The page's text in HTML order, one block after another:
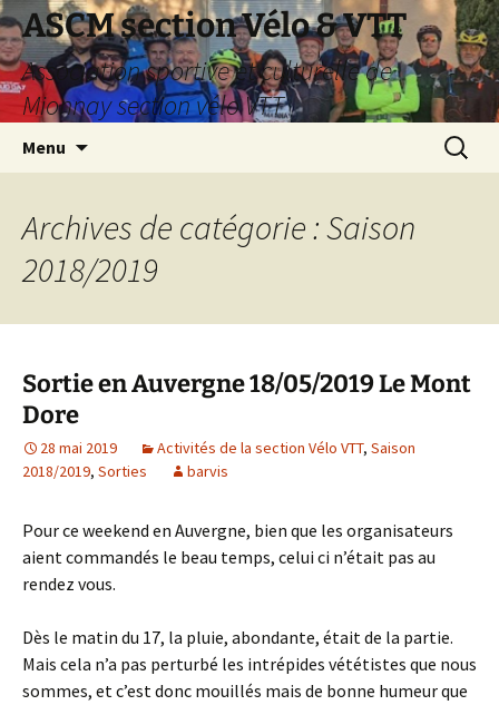
Aller
au
contenu
ASCM section Vélo & VTT
Association sportive et culturelle de
Mionnay section vélo VTT
Menu
Archives de catégorie : Saison
2018/2019
Sortie en Auvergne 18/05/2019 Le Mont
Dore
28 mai 2019 Activités de la section Vélo VTT, Saison
2018/2019, Sorties barvis
Pour ce weekend en Auvergne, bien que les organisateurs
aient commandés le beau temps, celui ci n’était pas au
rendez vous.
Dès le matin du 17, la pluie, abondante, était de la partie.
Mais cela n’a pas perturbé les intrépides vététistes que nous
sommes, et c’est donc mouillés mais de bonne humeur que